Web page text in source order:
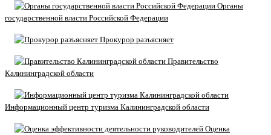
Органы
государственной власти Российской Федерации
Прокурор разъясняет
Правительство
Калининградской области
Информационный центр туризма Калининградской области
Оценка